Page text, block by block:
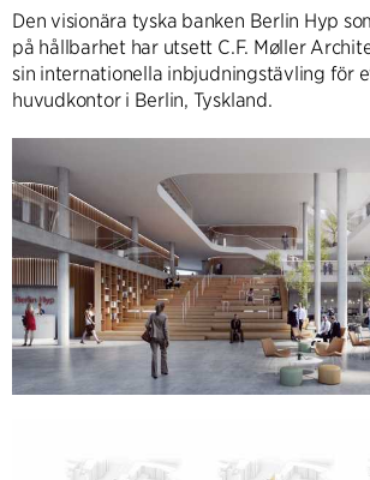
Den visionära tyska banken Berlin Hyp
på hållbarhet har utsett C.F. Møller
sin internationella inbjudningstävling för
huvudkontor i Berlin, Tyskland.